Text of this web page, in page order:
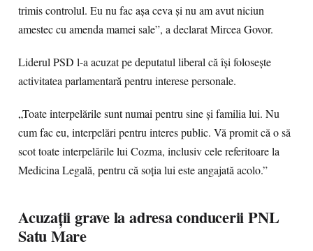
trimis controlul. Eu nu fac așa ceva și nu am avut niciun
amestec cu amenda mamei sale”, a declarat Mircea Govor.
Liderul PSD l-a acuzat pe deputatul liberal că își folosește
activitatea parlamentară pentru interese personale.
„Toate interpelările sunt numai pentru sine și familia lui. Nu
cum fac eu, interpelări pentru interes public. Vă promit că o să
scot toate interpelările lui Cozma, inclusiv cele referitoare la
Medicina Legală, pentru că soția lui este angajată acolo.”
Acuzații grave la adresa conducerii PNL
Satu Mare